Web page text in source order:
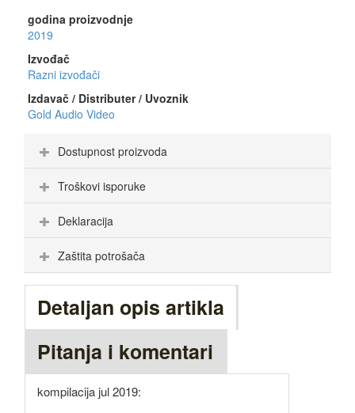
godina proizvodnje
2019
Izvođač
Razni izvođači
Izdavač / Distributer / Uvoznik
Gold Audio Video
Dostupnost proizvoda
Troškovi isporuke
Deklaracija
Zaštita potrošača
Detaljan opis artikla
Pitanja i komentari
kompilacija jul 2019: